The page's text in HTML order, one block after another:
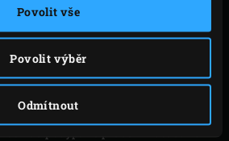
Povolit vše
Povolit výběr
Odmítnout
rozválejte asi dvě třetiny těsta
3-4 mm, dostatečně velký na
Pomocí válečku pokryjte pánev
si dostatečný přesah.
náplň a uhlaďte ji. Zbytek těsta